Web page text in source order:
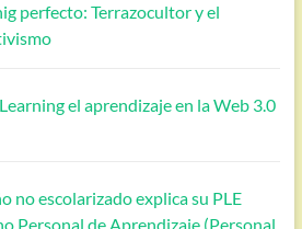
perfecto: Terrazocultor y el
el aprendizaje en la Web 3.0
no escolarizado explica su PLE
Personal de Aprendizaje (Personal